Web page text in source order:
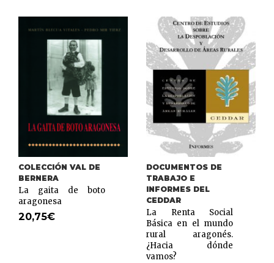
COLECCIÓN VAL DE
BERNERA
La gaita de boto
aragonesa
20,75€
DOCUMENTOS DE
TRABAJO E
INFORMES DEL
CEDDAR
La Renta Social
Básica en el mundo
rural aragonés.
¿Hacia dónde
vamos?